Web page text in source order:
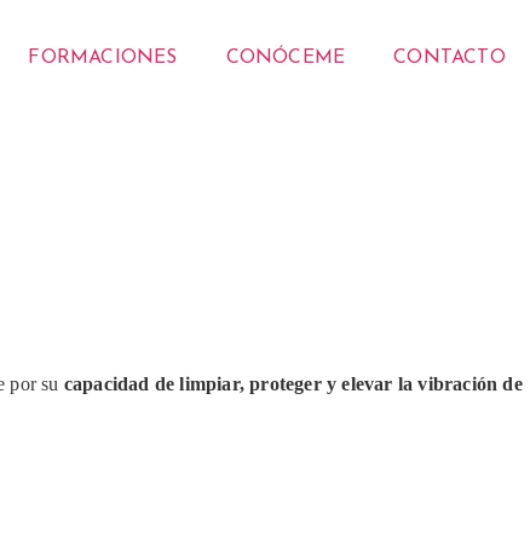
FORMACIONES CONÓCEME CONTACTO
por su capacidad de limpiar, proteger y elevar la vibración de